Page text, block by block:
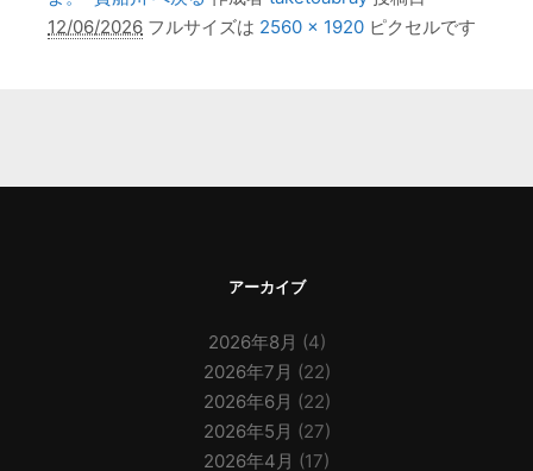
12/06/2026 フルサイズは 2560 × 1920 ピクセルです
アーカイブ
2026年8月 (4)
2026年7月 (22)
2026年6月 (22)
2026年5月 (27)
2026年4月 (17)